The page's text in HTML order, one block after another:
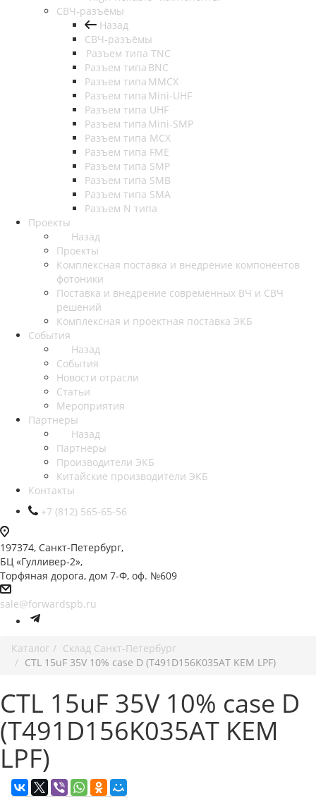
СВЧ-разъёмы
Назад
СВЧ-разъёмы
Разъем типа TNC
Разъем типа BNC
Разъем типа MMCX
Разъем типа Mini-UHF
Разъем типа UHF
Разъем типа Mini-SMP
Разъем типа MCX
Разъем типа FME
Разъем типа SMP
Разъем типа SMB
Разъем типа SMA
Разъем N типа
Проекты
Назад
Проекты
Комплексная поставка и внедрение компонентов
фотоники
Поставка и внедрение современных ВЧ и СВЧ
решений
Комплексная и проектная поставка ЭКБ
События
Назад
События
Новости отрасли
Статьи
Мероприятия
Партнеры
Назад
Партнеры
Производители ЭКБ
Китайские производители ЭКБ
Контакты
+7 (812) 565-65-56
197374, Санкт-Петербург,
БЦ «Гулливер-2»,
Торфяная дорога, дом 7-Ф, оф. №609
sale@forwardspb.ru
Каталог
Cклад Санкт-Петербург
CTL 15uF 35V 10% case D (T491D156K035AT KEM LPF)
CTL 15uF 35V 10% case D
(T491D156K035AT KEM
LPF)